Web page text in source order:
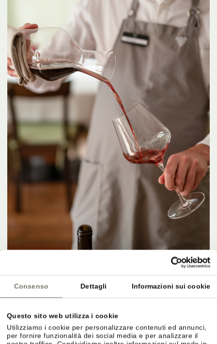
Consenso Dettagli Informazioni sui cookie
Questo sito web utilizza i cookie
Utilizziamo i cookie per personalizzare contenuti ed annunci,
per fornire funzionalità dei social media e per analizzare il
CANTINA & AFFINAMENTO
Cura nell’affinamento.